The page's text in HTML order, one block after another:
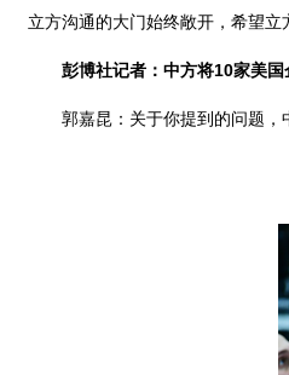
立方沟通的大门始终敞开，希望
彭博社记者：中方将10家美
郭嘉昆：关于你提到的问题